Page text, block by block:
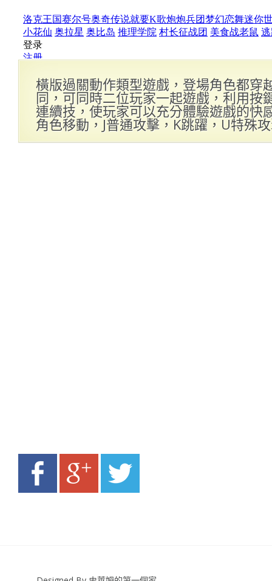
橫版過關動作類型遊戲，登場角色都穿
同，可同時二位玩家一起遊戲，利用按
連續技，使玩家可以充分體驗遊戲的快
角色移動，J普通攻擊，K跳躍，U特殊